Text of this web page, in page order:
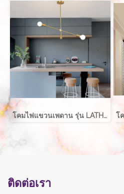
โคมไฟแขวนเพดาน รุ่น LATHER EVE-00411 สำหรับใส่หลอด E27 จำนวน 2 ดวง
ติดต่อเรา